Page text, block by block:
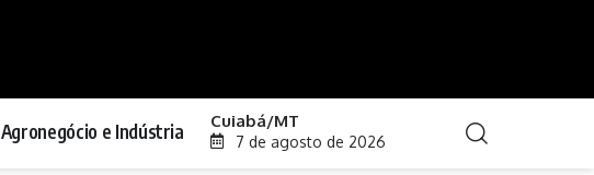
Agronegócio e Indústria Cuiabá/MT
7 de agosto de 2026